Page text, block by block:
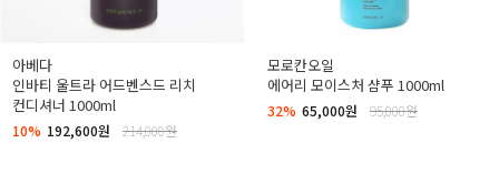
아베다
인바티 울트라 어드벤스드 리치
컨디셔너 1000ml
10% 192,600원 214,000원
모로칸오일
에어리 모이스처 샴푸 1000ml
32% 65,000원 95,000원